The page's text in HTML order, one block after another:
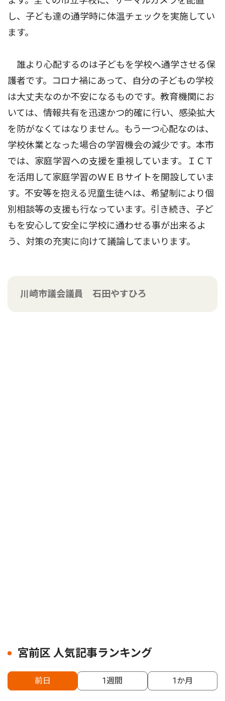
し、子ども達の通学時に体温チェックを実施してい
ます。
誰より心配するのは子どもを学校へ通学させる保
護者です。コロナ禍にあって、自分の子どもの学校
は大丈夫なのか不安になるものです。教育機関にお
いては、情報共有を迅速かつ的確に行い、感染拡大
を防がなくてはなりません。もう一つ心配なのは、
学校休業となった場合の学習機会の減少です。本市
では、家庭学習への支援を重視しています。ＩＣＴ
を活用して家庭学習のＷＥＢサイトを開設していま
す。不安等を抱える児童生徒へは、希望制により個
別相談等の支援も行なっています。引き続き、子ど
もを安心して安全に学校に通わせる事が出来るよ
う、対策の充実に向けて議論してまいります。
川崎市議会議員 石田やすひろ
宮前区 人気記事ランキング
前日 1週間 1か月